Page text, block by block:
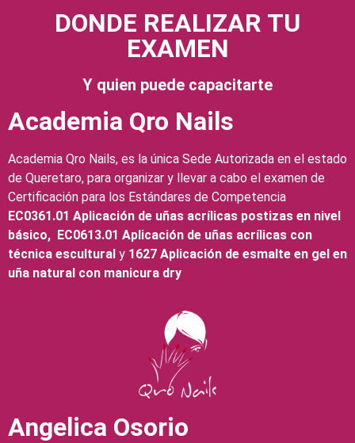
DONDE REALIZAR TU
EXAMEN
Y quien puede capacitarte
Academia Qro Nails
Academia Qro Nails, es la única Sede Autorizada en el estado
de Queretaro, para organizar y llevar a cabo el examen de
Certificación para los Estándares de Competencia
EC0361.01 Aplicación de uñas acrílicas postizas en nivel
básico, EC0613.01 Aplicación de uñas acrílicas con
técnica escultural y 1627 Aplicación de esmalte en gel en
uña natural con manicura dry
Angelica Osorio